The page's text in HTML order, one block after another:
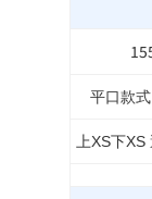
平口款式
上XS下XS